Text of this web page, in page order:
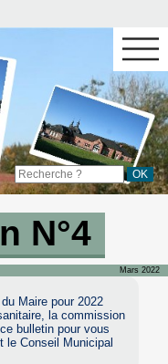
N°4
Mars 2022
Maire pour 2022
la commission
bulletin pour vous
le Conseil Municipal